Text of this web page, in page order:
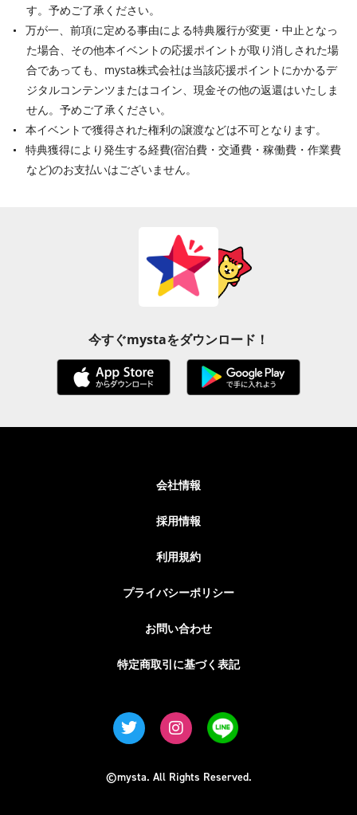
す。予めご了承ください。
万が一、前項に定める事由による特典履行が変更・中止となっ
た場合、その他本イベントの応援ポイントが取り消しされた場
合であっても、mysta株式会社は当該応援ポイントにかかるデ
ジタルコンテンツまたはコイン、現金その他の返還はいたしま
せん。予めご了承ください。
本イベントで獲得された権利の譲渡などは不可となります。
特典獲得により発生する経費(宿泊費・交通費・稼働費・作業費
など)のお支払いはございません。
今すぐmystaをダウンロード！
会社情報
採用情報
利用規約
プライバシーポリシー
お問い合わせ
特定商取引に基づく表記
©mysta. All Rights Reserved.